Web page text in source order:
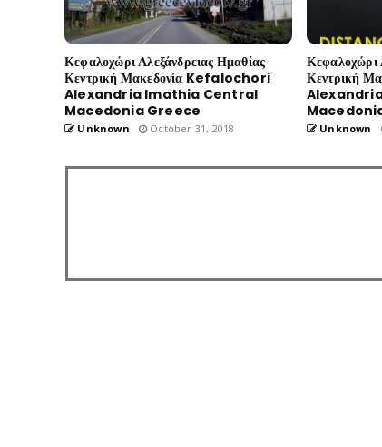
Κεφαλοχώρι Αλεξάνδρειας Ημαθίας
Κεντρική Μακεδονία Kefalochori
Alexandria Imathia Central
Macedonia Greece
Unknown October 31, 2018
Κεφαλοχώρι
Κεντρική
Unknown